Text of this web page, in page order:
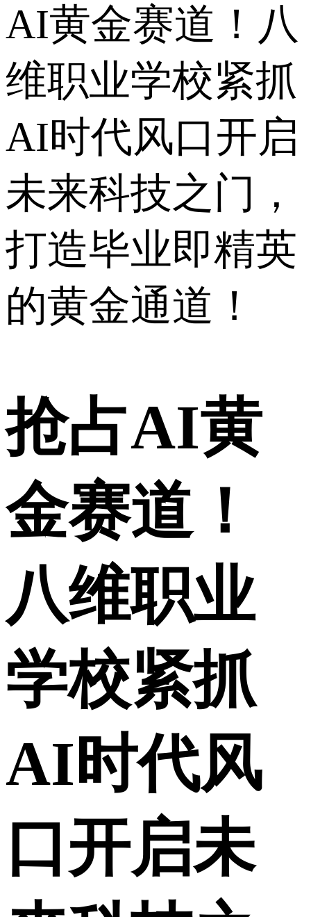
AI黄金赛道！八
维职业学校紧抓
AI时代风口开启
未来科技之门，
打造毕业即精英
的黄金通道！
抢占AI黄
金赛道！
八维职业
学校紧抓
AI时代风
口开启未